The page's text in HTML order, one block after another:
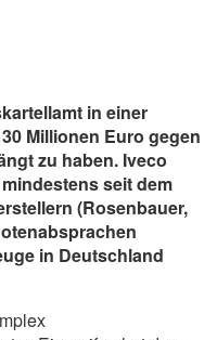
in einer
Millionen Euro gegen
zu haben. Iveco
seit dem
(Rosenbauer,
in Deutschland